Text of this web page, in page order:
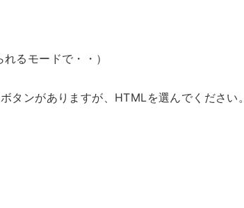
るモードで・・）
ンがありますが、HTMLを選んでください。